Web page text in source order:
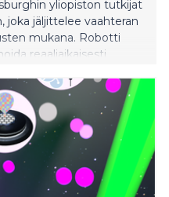
yliopiston tutkijat
jäljittelee vaahteran
mukana. Robotti
reaaliaikaisesti
vuoristoissa, jyrkänteillä
mullistaa muun muassa
tutkimuksen sekä